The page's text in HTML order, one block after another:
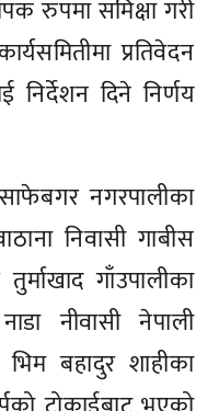
रुपमा समिक्षा गरी
प्रतिवेदन
निर्देशन दिने निर्णय
नगरपालीका
निवासी गाबीस
गाँउपालीका
नीवासी नेपाली
बहादुर शाहीका